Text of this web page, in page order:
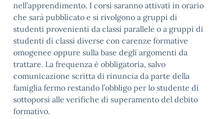
nell’apprendimento. I corsi saranno attivati in orario
che sarà pubblicato e si rivolgono a gruppi di
studenti provenienti da classi parallele o a gruppi di
studenti di classi diverse con carenze formative
omogenee oppure sulla base degli argomenti da
trattare. La frequenza è obbligatoria, salvo
comunicazione scritta di rinuncia da parte della
famiglia fermo restando l’obbligo per lo studente di
sottoporsi alle verifiche di superamento del debito
formativo.